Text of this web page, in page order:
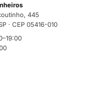
445
· CEP 05416-010